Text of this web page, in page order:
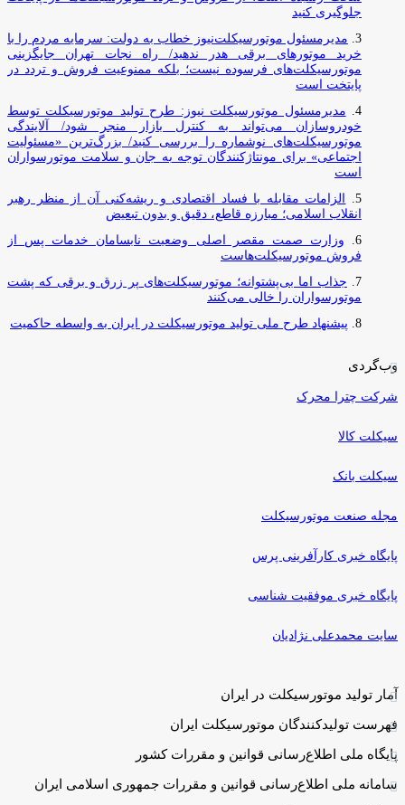
جلوگیری کنید
مدیرمسئول موتورسیکلت‌نیوز خطاب به دولت: سرمایه مردم را با
خرید موتورهای برقی هدر ندهید/ راه نجات تهران جایگزینی
موتورسیکلت‌های فرسوده نیست؛ بلکه ممنوعیت فروش و تردد در
پایتخت است
مدیرمسئول موتورسیکلت نیوز: طرح تولید موتورسیکلت توسط
خودروسازان می‌تواند به کنترل بازار منجر شود/ آلایندگی
موتورسیکلت‌های نوشماره را بررسی کنید/ بزرگ‌ترین «مسئولیت
اجتماعی» برای مونتاژکنندگان توجه به جان و سلامت موتورسواران
است
الزامات مقابله با فساد اقتصادی و ریشه‌کنی آن از منظر رهبر
انقلاب اسلامی؛ مبارزه قاطع، دقیق و بدون تبعیض
وزارت صمت مقصر اصلی وضعیت نابسامان خدمات پس از
فروش موتورسیکلت‌هاست
جذاب اما بی‌پشتوانه؛ موتورسیکلت‌های پر زرق‌ و برقی که پشت
موتورسواران را خالی می‌کنند
پیشنهاد طرح ملی تولید موتورسیکلت در ایران به واسطه حاکمیت
وب‌گردی
شرکت چترا محرک
سیکلت کالا
سیکلت بانک
مجله صنعت موتورسیکلت
پایگاه خبری کارآفرینی پرس
پایگاه خبری موفقیت شناسی
سایت محمدعلی نژادیان
آمار تولید موتورسیکلت در ایران
فهرست تولیدکنندگان موتورسیکلت ایران
پایگاه ملی اطلاع‌رسانی قوانین و مقررات کشور
سامانه ملی اطلاع‌رسانی قوانین و مقررات جمهوری اسلامی ایران